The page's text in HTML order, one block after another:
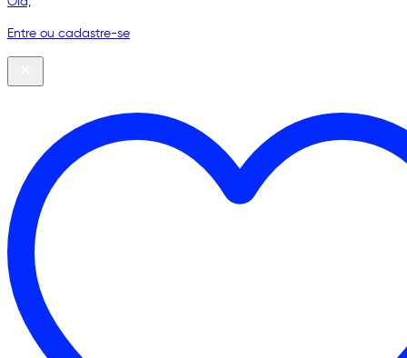
Entre ou cadastre-se